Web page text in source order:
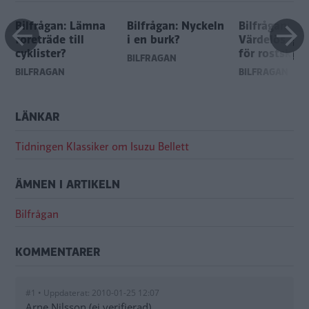
Bilfrågan: Lämna
företräde till
cyklister?
BILFRÅGAN
Bilfrågan: Nyckeln
i en burk?
BILFRÅGAN
Bilfrågan:
Värdelös
för
BILFRÅGAN
LÄNKAR
Tidningen Klassiker om Isuzu Bellett
ÄMNEN I ARTIKELN
Bilfrågan
KOMMENTARER
#1 • Uppdaterat: 2010-01-25 12:07